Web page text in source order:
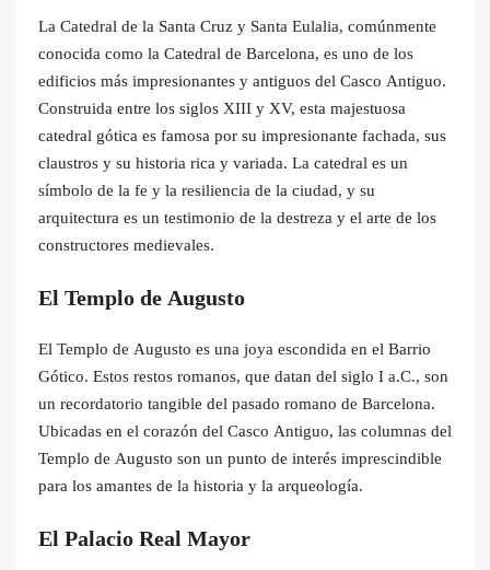
La Catedral de la Santa Cruz y Santa Eulalia, comúnmente
conocida como la Catedral de Barcelona, es uno de los
edificios más impresionantes y antiguos del Casco Antiguo.
Construida entre los siglos XIII y XV, esta majestuosa
catedral gótica es famosa por su impresionante fachada, sus
claustros y su historia rica y variada. La catedral es un
símbolo de la fe y la resiliencia de la ciudad, y su
arquitectura es un testimonio de la destreza y el arte de los
constructores medievales.
El Templo de Augusto
El Templo de Augusto es una joya escondida en el Barrio
Gótico. Estos restos romanos, que datan del siglo I a.C., son
un recordatorio tangible del pasado romano de Barcelona.
Ubicadas en el corazón del Casco Antiguo, las columnas del
Templo de Augusto son un punto de interés imprescindible
para los amantes de la historia y la arqueología.
El Palacio Real Mayor